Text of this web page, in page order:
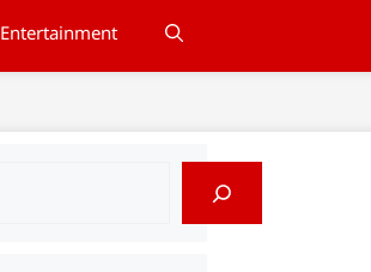
Entertainment